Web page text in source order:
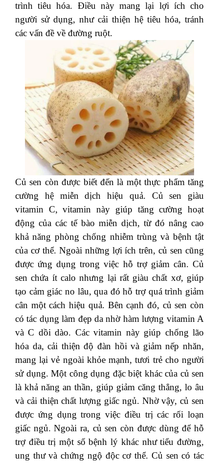
trình tiêu hóa. Điều này mang lại lợi ích cho
người sử dụng, như cải thiện hệ tiêu hóa, tránh
các vấn đề về đường ruột.
Củ sen còn được biết đến là một thực phẩm tăng
cường hệ miễn dịch hiệu quả. Củ sen giàu
vitamin C, vitamin này giúp tăng cường hoạt
động của các tế bào miễn dịch, từ đó nâng cao
khả năng phòng chống nhiễm trùng và bệnh tật
của cơ thể. Ngoài những lợi ích trên, củ sen cũng
được ứng dụng trong việc hỗ trợ giảm cân. Củ
sen chứa ít calo nhưng lại rất giàu chất xơ, giúp
tạo cảm giác no lâu, qua đó hỗ trợ quá trình giảm
cân một cách hiệu quả. Bên cạnh đó, củ sen còn
có tác dụng làm đẹp da nhờ hàm lượng vitamin A
và C dồi dào. Các vitamin này giúp chống lão
hóa da, cải thiện độ đàn hồi và giảm nếp nhăn,
mang lại vẻ ngoài khỏe mạnh, tươi trẻ cho người
sử dụng. Một công dụng đặc biệt khác của củ sen
là khả năng an thần, giúp giảm căng thẳng, lo âu
và cải thiện chất lượng giấc ngủ. Nhờ vậy, củ sen
được ứng dụng trong việc điều trị các rối loạn
giấc ngủ. Ngoài ra, củ sen còn được dùng để hỗ
trợ điều trị một số bệnh lý khác như tiểu đường,
ung thư và chứng ngộ độc cơ thể. Củ sen có tác